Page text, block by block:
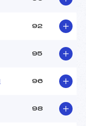
92
95
96
98